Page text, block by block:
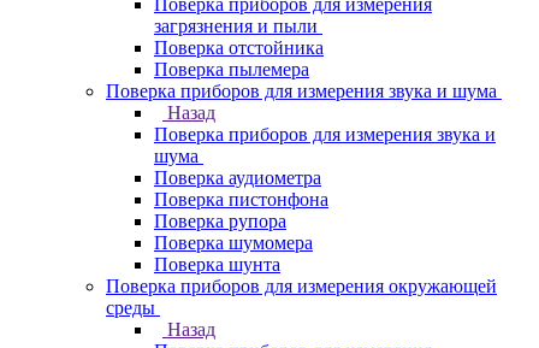
Поверка приборов для измерения
загрязнения и пыли
Поверка отстойника
Поверка пылемера
Поверка приборов для измерения звука и шума
Назад
Поверка приборов для измерения звука и
шума
Поверка аудиометра
Поверка пистонфона
Поверка рупора
Поверка шумомера
Поверка шунта
Поверка приборов для измерения окружающей
среды
Назад